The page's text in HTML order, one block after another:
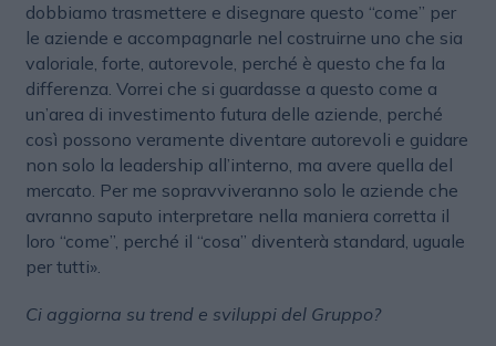
dobbiamo trasmettere e disegnare questo “come” per
le aziende e accompagnarle nel costruirne uno che sia
valoriale, forte, autorevole, perché è questo che fa la
differenza. Vorrei che si guardasse a questo come a
un’area di investimento futura delle aziende, perché
così possono veramente diventare autorevoli e guidare
non solo la leadership all’interno, ma avere quella del
mercato. Per me sopravviveranno solo le aziende che
avranno saputo interpretare nella maniera corretta il
loro “come”, perché il “cosa” diventerà standard, uguale
per tutti».
Ci aggiorna su trend e sviluppi del Gruppo?